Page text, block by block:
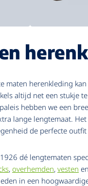
maten herenkleding
altijd net een stukje
hebben we een
lange lengtemaat.
de perfecte
dé lengtematen
, overhemden, vesten en
in een